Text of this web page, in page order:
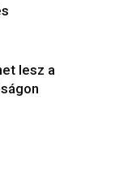
lesz a